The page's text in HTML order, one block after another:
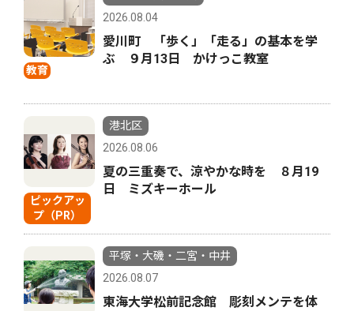
教育
2026.08.04
愛川町 「歩く」「走る」の基本を学
ぶ ９月13日 かけっこ教室
ピックアッ
プ（PR）
港北区
2026.08.06
夏の三重奏で、涼やかな時を ８月19
日 ミズキーホール
平塚・大磯・二宮・中井
2026.08.07
東海大学松前記念館 彫刻メンテを体